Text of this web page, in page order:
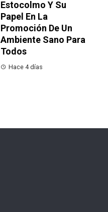
Estocolmo Y Su
Papel En La
Promoción De Un
Ambiente Sano Para
Todos
Hace 4 días